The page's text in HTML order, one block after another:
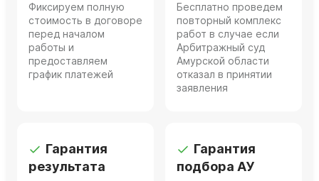
Фиксируем полную
стоимость в договоре
перед началом
работы и
предоставляем
график платежей
Бесплатно проведем
повторный комплекс
работ в случае если
Арбитражный суд
Амурской области
отказал в принятии
заявления
Гарантия
результата
Гарантия
подбора АУ